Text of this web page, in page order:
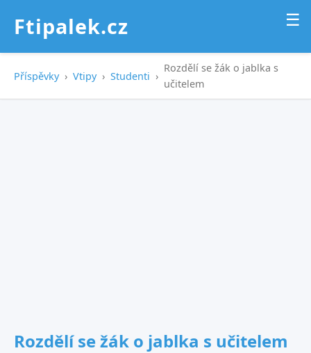
Ftipalek.cz ☰
Příspěvky › Vtipy › Studenti ›
Rozdělí se žák o jablka s
učitelem
Rozdělí se žák o jablka s učitelem